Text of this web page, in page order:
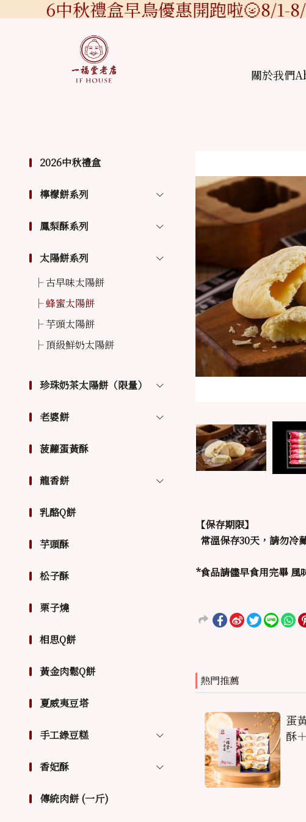
2026中秋禮盒早鳥優惠開跑啦🌝8/1-
關於我們
2026中秋禮盒
檸檬餅系列
鳳梨酥系列
太陽餅系列
古早味太陽餅
蜂蜜太陽餅
芋頭太陽餅
頂級鮮奶太陽餅
珍珠奶茶太陽餅（限量）
老婆餅
菠蘿蛋黃酥
龍香餅
乳酪Q餅
芋頭酥
松子酥
栗子燒
相思Q餅
黃金肉鬆Q餅
夏威夷豆塔
手工綠豆糕
香妃酥
傳統肉餅 (一斤)
【保存期限】
常溫保存30天，請勿冷
*食品請儘早食用完畢 風
熱門推薦
蛋
酥